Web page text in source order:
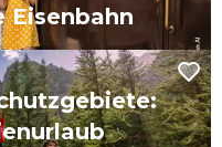
Eisenbahn